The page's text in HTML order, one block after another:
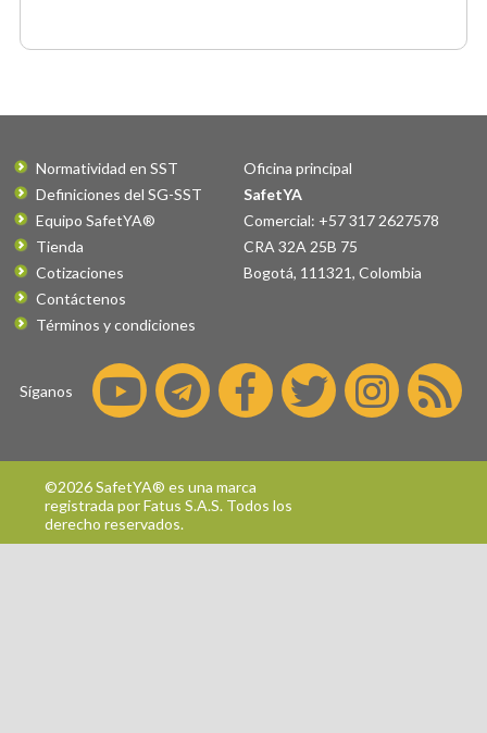
Normatividad en SST
Definiciones del SG-SST
Equipo SafetYA®
Tienda
Cotizaciones
Contáctenos
Términos y condiciones
Oficina principal
SafetYA
Comercial: +57 317 2627578
CRA 32A 25B 75
Bogotá, 111321, Colombia
Síganos
©2026 SafetYA® es una marca
registrada porFatus S.A.S. Todos los
derecho reservados.